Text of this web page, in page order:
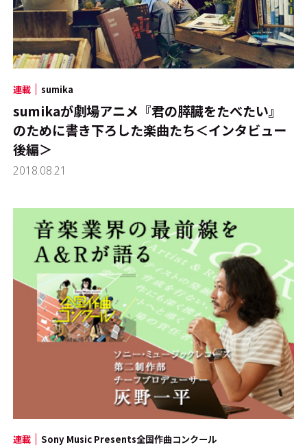
連載 sumika
sumikaが劇場アニメ『君の膵臓をたべたい』
のために書き下ろした楽曲たち＜インタビュー
後編＞
2018.08.21
連載 Sony Music Presents全国作曲コンクール